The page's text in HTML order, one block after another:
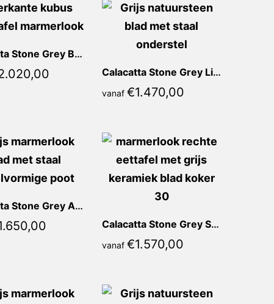
Calacatta Stone Grey Bona Vierkant
Calacatta Stone Grey Lidia Rond
vanaf €1.470,00
Calacatta Stone Grey Ariane Rond
Calacatta Stone Grey Sienna Recht
vanaf €1.570,00